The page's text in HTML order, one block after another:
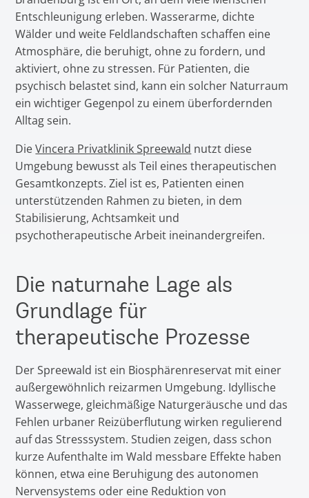
Entschleunigung erleben. Wasserarme, dichte
Wälder und weite Feldlandschaften schaffen eine
Atmosphäre, die beruhigt, ohne zu fordern, und
aktiviert, ohne zu stressen. Für Patienten, die
psychisch belastet sind, kann ein solcher Naturraum
ein wichtiger Gegenpol zu einem überfordernden
Alltag sein.
DieVincera Privatklinik Spreewald nutzt diese
Umgebung bewusst als Teil eines therapeutischen
Gesamtkonzepts. Ziel ist es, Patienten einen
unterstützenden Rahmen zu bieten, in dem
Stabilisierung, Achtsamkeit und
psychotherapeutische Arbeit ineinandergreifen.
Die naturnahe Lage als
Grundlage für
therapeutische Prozesse
Der Spreewald ist ein Biosphärenreservat mit einer
außergewöhnlich reizarmen Umgebung. Idyllische
Wasserwege, gleichmäßige Naturgeräusche und das
Fehlen urbaner Reizüberflutung wirken regulierend
auf das Stresssystem. Studien zeigen, dass schon
kurze Aufenthalte im Wald messbare Effekte haben
können, etwa eine Beruhigung des autonomen
Nervensystems oder eine Reduktion von